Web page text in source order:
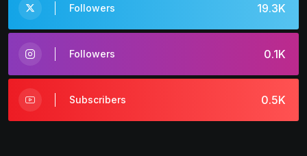
19.3K
Followers
0.1K
Followers
0.5K
Subscribers